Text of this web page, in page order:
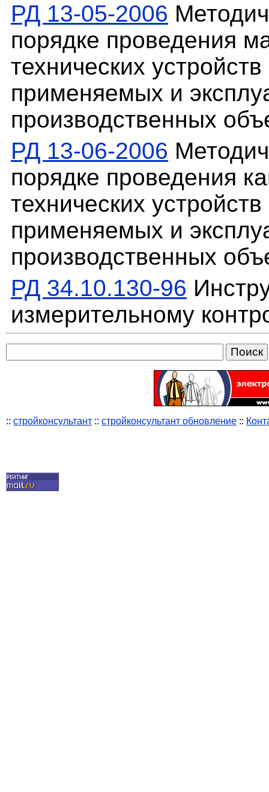
РД 13-05-2006
порядке проведения
технических
применяемых и
производственных
РД 13-06-2006
порядке проведения
технических
применяемых и
производственных
РД 34.10.130-96
измерительному
:: стройконсультант :: стройконсультант обновление ::